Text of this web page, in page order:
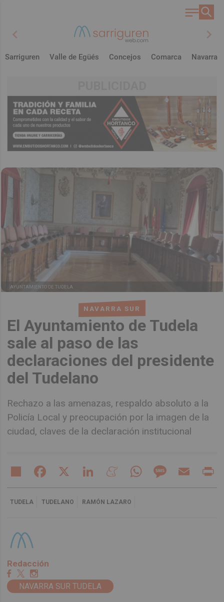
chevron_left chevron_right
Sarriguren Valle de Egüés Concejos Comarca Navarra
NAVARRA SUR
El Ayuntamiento de Tudela
sale al paso de las
declaraciones del presidente
del Tudelano
Rechazo a las amenazas, respaldo absoluto a la
Policía Local y preocupación por la imagen de la
ciudad, claves de la declaración institucional
AYUNTAMIENTO DE TUDELA
Share Facebook LinkedIn MeneameWhatsAppMessageEmail
TUDELA TUDELANO RAMÓN LAZARO
Redacción
NAVARRA SUR TUDELA